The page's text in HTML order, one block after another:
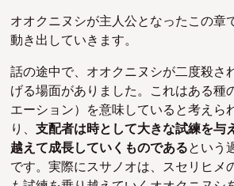
オオクニヌシが主人公となったこの章
動き出していきます。
話の途中で、オオクニヌシが二度殺さ
げる場面がありました。これはある種
エーション）を意味していると考えら
り、支配者は時として大きな試練を与
越えて成長していくものであるという
です。実際にスサノオは、スセリヒメ